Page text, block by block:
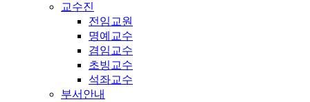
교수진
전임교원
명예교수
겸임교수
초빙교수
석좌교수
부서안내